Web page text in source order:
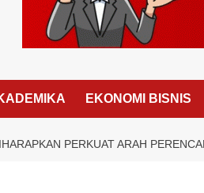
EKONOMI BISNIS
PERKUAT ARAH